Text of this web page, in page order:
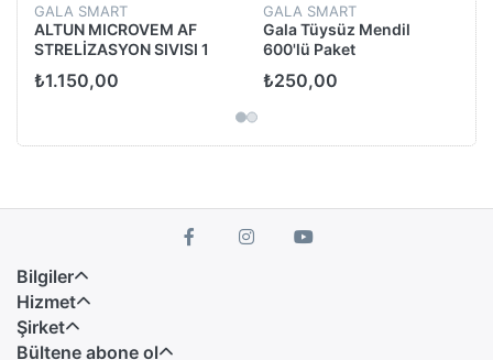
GALA SMART
ALTUN MICROVEM AF
STRELİZASYON SIVISI 1
LT
₺1.150,00
GALA SMART
Gala Tüysüz Mendil
600'lü Paket
₺250,00
Bilgiler
Hizmet
Şirket
Bültene abone ol